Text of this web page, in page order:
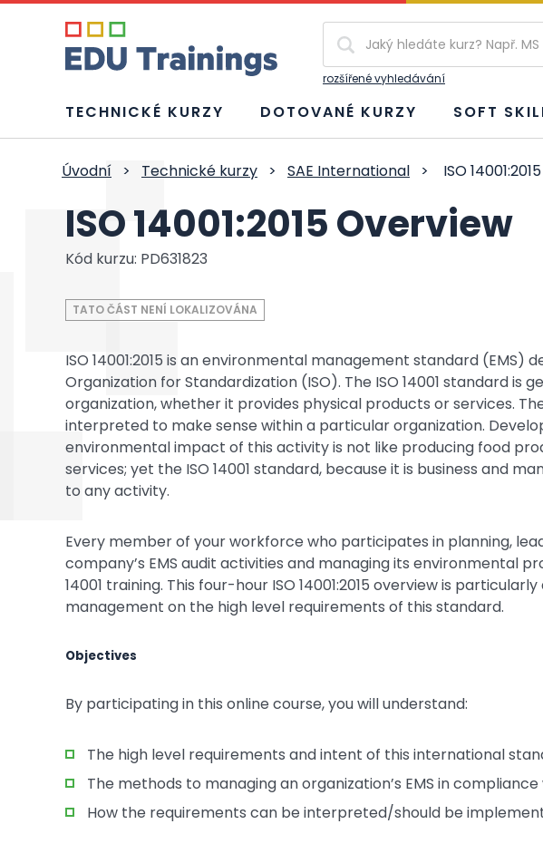
rozšířené vyhledávání
TECHNICKÉ KURZY DOTOVANÉ KURZY SOFT
Úvodní > Technické kurzy > SAE International > ISO
ISO 14001:2015 Overview
Kód kurzu: PD631823
TATO ČÁST NENÍ LOKALIZOVÁNA
ISO 14001:2015 is an environmental management standard
Organization for Standardization (ISO). The ISO 14001 standard is
organization, whether it provides physical products or services.
interpreted to make sense within a particular organization.
environmental impact of this activity is not like producing food
services; yet the ISO 14001 standard, because it is business and
to any activity.
Every member of your workforce who participates in planning,
company’s EMS audit activities and managing its environmental
14001 training. This four-hour ISO 14001:2015 overview is
management on the high level requirements of this standard.
Objectives
By participating in this online course, you will understand:
The high level requirements and intent of this international
The methods to managing an organization’s EMS in compliance
How the requirements can be interpreted/should be